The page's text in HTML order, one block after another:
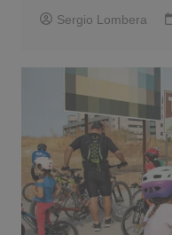
Sergio Lombera